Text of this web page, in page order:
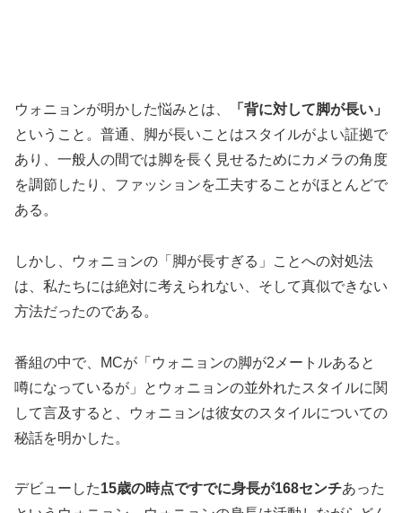
ウォニョンが明かした悩みとは、
「背に対して脚が長い」
ということ。普通、脚が長いことはスタイルがよい証拠で
あり、一般人の間では脚を長く見せるためにカメラの角度
を調節したり、ファッションを工夫することがほとんどで
ある。
しかし、ウォニョンの「脚が長すぎる」ことへの対処法
は、私たちには絶対に考えられない、そして真似できない
方法だったのである。
番組の中で、MCが「ウォニョンの脚が2メートルあると
噂になっているが」とウォニョンの並外れたスタイルに関
して言及すると、ウォニョンは彼女のスタイルについての
秘話を明かした。
デビューした15歳の時点ですでに身長が168センチあった